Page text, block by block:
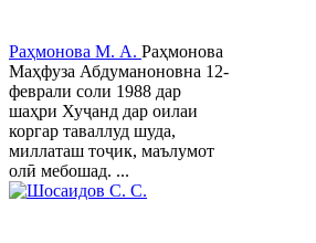
Раҳмонова М. А. Раҳмонова
Маҳфуза Абдуманоновна 12-
феврали соли 1988 дар
шаҳри Хуҷанд дар оилаи
коргар таваллуд шуда,
миллаташ тоҷик, маълумот
олӣ мебошад. ...